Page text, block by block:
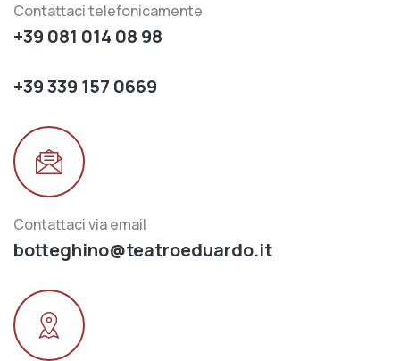
Contattaci telefonicamente
+39 081 014 08 98
+39 339 157 0669
Contattaci via email
botteghino@teatroeduardo.it